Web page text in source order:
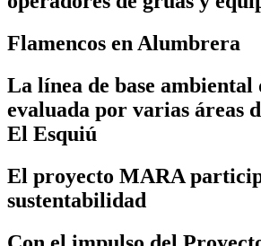
Flamencos en Alumbrera
La línea de base ambiental
evaluada por varias áreas
El Esquiú
El proyecto MARA
sustentabilidad